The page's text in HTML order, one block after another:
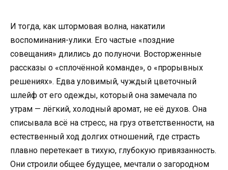
И тогда, как штормовая волна, накатили
воспоминания-улики. Его частые «поздние
совещания» длились до полуночи. Восторженные
рассказы о «сплочённой команде», о «прорывных
решениях». Едва уловимый, чуждый цветочный
шлейф от его одежды, который она замечала по
утрам — лёгкий, холодный аромат, не её духов. Она
списывала всё на стресс, на груз ответственности, на
естественный ход долгих отношений, где страсть
плавно перетекает в тихую, глубокую привязанность.
Они строили общее будущее, мечтали о загородном